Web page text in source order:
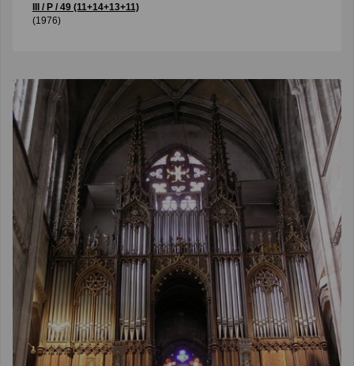
III / P / 49 (11+14+13+11)
(1976)